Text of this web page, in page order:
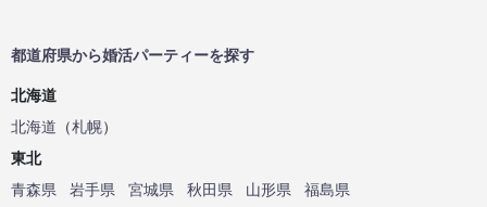
都道府県から婚活パーティーを探す
北海道
北海道 （札幌）
東北
青森県
岩手県 宮城県 秋田県 山形県
福島県